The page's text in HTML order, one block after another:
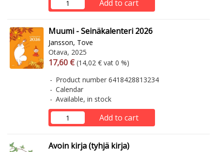
Add to cart
Muumi - Seinäkalenteri 2026
Jansson, Tove
Otava, 2025
Arvonlisäverollinen hinta
17,60 € Excl. vat
(14,02 € vat 0 %)
Product number 6418428813234
Calendar
Available, in stock
Add to cart
Avoin kirja (tyhjä kirja)